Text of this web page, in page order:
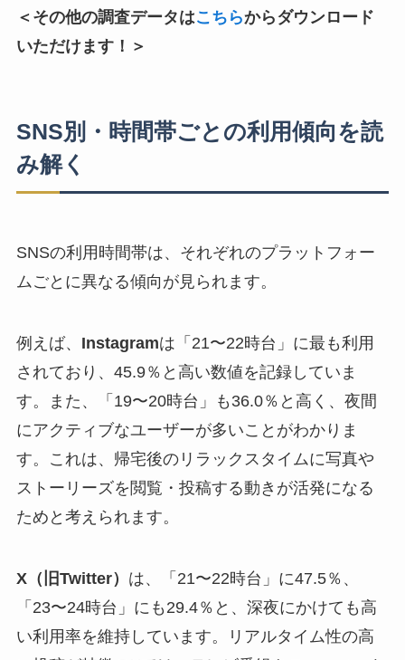
＜その他の調査データはこちらからダウンロード
いただけます！＞
SNS別・時間帯ごとの利用傾向を読
み解く
SNSの利用時間帯は、それぞれのプラットフォー
ムごとに異なる傾向が見られます。
例えば、 Instagramは「21〜22時台」に最も利用
されており、45.9％と高い数値を記録していま
す。また、「19〜20時台」も36.0％と高く、夜間
にアクティブなユーザーが多いことがわかりま
す。これは、帰宅後のリラックスタイムに写真や
ストーリーズを閲覧・投稿する動きが活発になる
ためと考えられます。
X（旧Twitter） は、「21〜22時台」に47.5％、
「23〜24時台」にも29.4％と、深夜にかけても高
い利用率を維持しています。リアルタイム性の高